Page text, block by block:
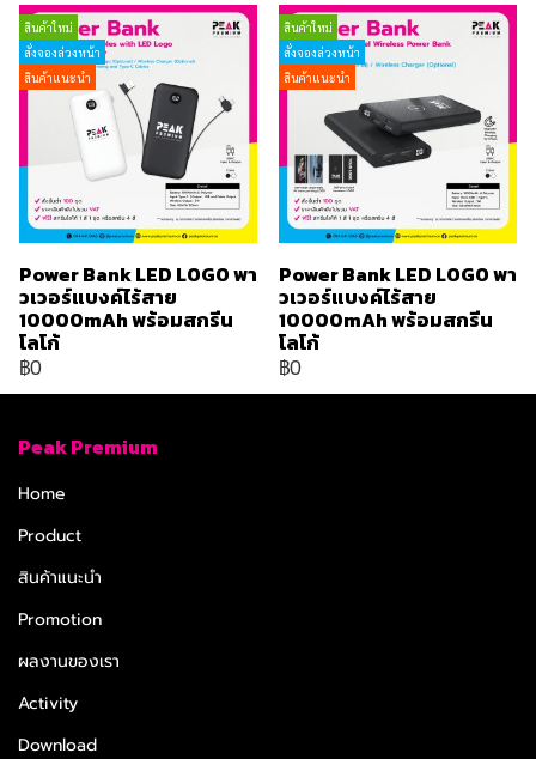
สินค้าใหม่
สั่งจองล่วงหน้า
สินค้าแนะนำ
Power Bank LED LOGO พา
วเวอร์แบงค์ไร้สาย
10000mAh พร้อมสกรีน
โลโก้
฿0
สินค้าใหม่
สั่งจองล่วงหน้า
สินค้าแนะนำ
Power Bank LED LOGO พา
วเวอร์แบงค์ไร้สาย
10000mAh พร้อมสกรีน
โลโก้
฿0
Peak Premium
Home
Product
สินค้าแนะนำ
Promotion
ผลงานของเรา
Activity
Download